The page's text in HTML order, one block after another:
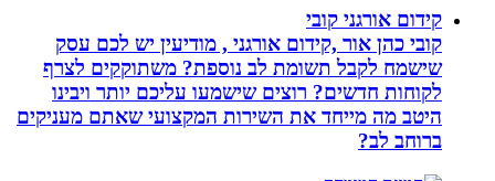
קידום אורגני קובי
קובי כהן אור ,קידום אורגני , מודיעין יש לכם עסק
שישמח לקבל תשומת לב נוספת? משתוקקים לצרף
לקוחות חדשים? רוצים שישמעו עליכם יותר ויבינו
היטב מה מייחד את השירות המקצועי שאתם מעניקים
ברוחב לב?